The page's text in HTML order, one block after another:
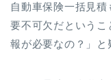
自動車保険一括見
要不可欠だという
報が必要なの？」と